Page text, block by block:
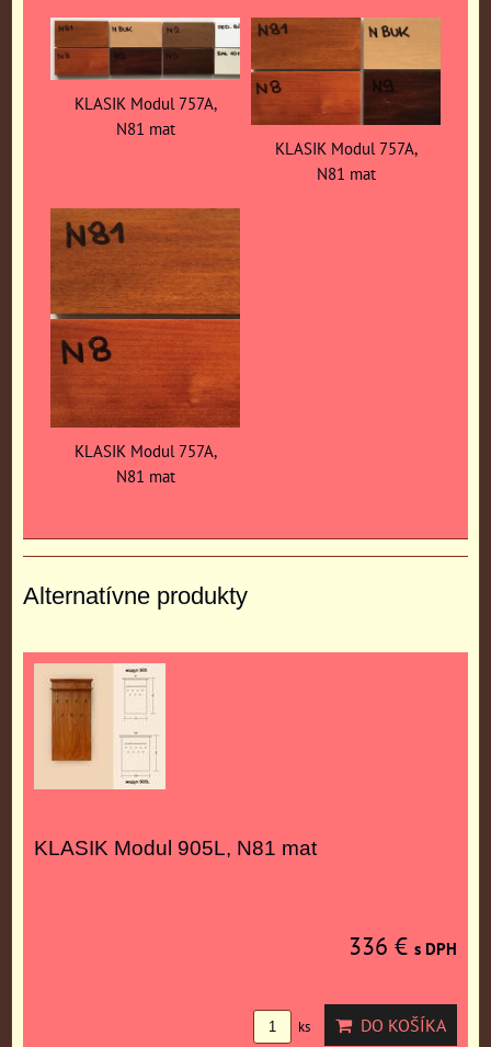
KLASIK Modul 757A,
N81 mat
KLASIK Modul 757A,
N81 mat
KLASIK Modul 757A,
N81 mat
Alternatívne produkty
KLASIK Modul 905L, N81 mat
336 € s DPH
ks DO KOŠÍKA